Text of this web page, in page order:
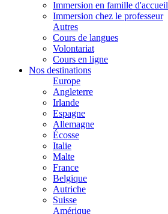
Immersion en famille d'accueil
Immersion chez le professeur
Autres
Cours de langues
Volontariat
Cours en ligne
Nos destinations
Europe
Angleterre
Irlande
Espagne
Allemagne
Écosse
Italie
Malte
France
Belgique
Autriche
Suisse
Amérique